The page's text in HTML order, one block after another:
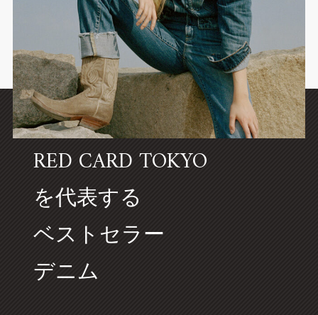
LIFE STYLE
FOOD
WRITER
CONCEPT
RED CARD TOKYO
を代表する
ベストセラー
デニム